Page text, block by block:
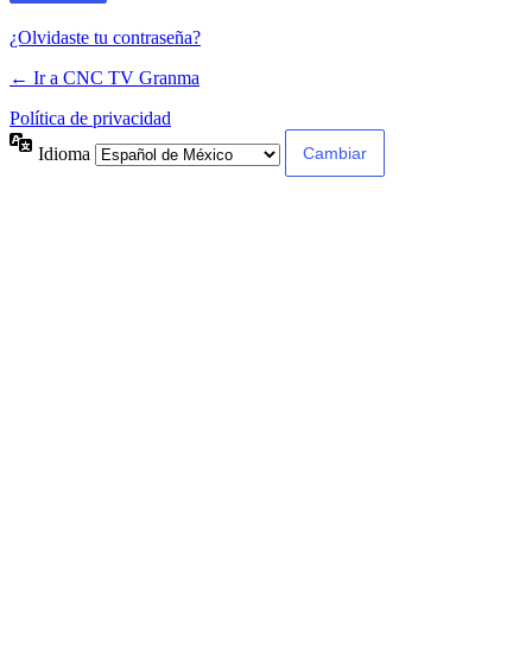
¿Olvidaste tu contraseña?
← Ir a CNC TV Granma
Política de privacidad
Idioma